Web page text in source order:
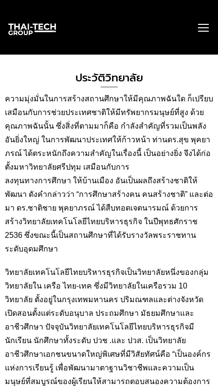
ประวัติวิทยาลัย
ความมุ่งมั่นในการสร้างสถานศึกษาให้มีคุณภาพฉันใด ก็เปรียบ
เสมือนกับการช่วยประเทศชาติให้มีทรัพยากรมนุษย์ที่สูง ด้วย
คุณภาพฉันนั้น ซึ่งสิ่งที่ตามมาก็คือ กำลังสำคัญที่รวมเป็นพลัง
อันยิ่งใหญ่ ในการพัฒนาประเทศให้ก้าวหน้า ท่านดร.สุข พุคยา
ภรณ์ ได้ตระหนักถึงความสำคัญในเรื่องนี้ เป็นอย่างยิ่ง จึงได้ก่อ
ตั้งมหาวิทยาลัยศรีปทุม เสมือนกับการ
ลงทุนทางการศึกษา ให้บ้านเมือง อันเป็นผลถึงสร้างชาติให้
พัฒนา ดังคำกล่าวว่า “การศึกษาสร้างคน คนสร้างชาติ” และต่อ
มา ดร.ชาติชาย พุคยาภรณ์ ได้สืบทอดเจตนารมณ์ ด้วยการ
สร้างวิทยาลัยเทคโนโลยีไทยบริหารธุรกิจ ในปีพุทธศักราช
2536 ซึ่งขณะนี้เป็นสถานศึกษาที่ได้รับรางวัลพระราชทาน
ระดับอุดมศึกษา
วิทยาลัยเทคโนโลยีไทยบริหารธุรกิจเป็นวิทยาลัยหนึ่งของกลุ่ม
วิทยาลัยใน เครือ ไทย-เทค ซึ่งมีวิทยาลัยในเครือรวม 10
วิทยาลัย ตั้งอยู่ในกรุงเทพมหานคร ปริมณฑลและต่างจังหวัด
เปิดสอนตั้งแต่ระดับอนุบาล ประถมศึกษา มัธยมศึกษาและ
อาชีวศึกษา ปัจจุบันวิทยาลัยเทคโนโลยีไทยบริหารธุรกิจมี
นักเรียน นักศึกษาทั้งระดับ ปวช .และ ปวส. เป็นวิทยาลัย
อาชีวศึกษาเอกชนขนาดใหญ่พิเศษที่มีวิสัยทัศน์คือ “เป็นองค์กร
แห่งการเรียนรู้ เพื่อพัฒนามาตาฐานวิชาชีพและความเป็น
มนุษย์ที่สมบูรณ์ของผู้เรียนให้สามารถตอบสนองความต้องการ